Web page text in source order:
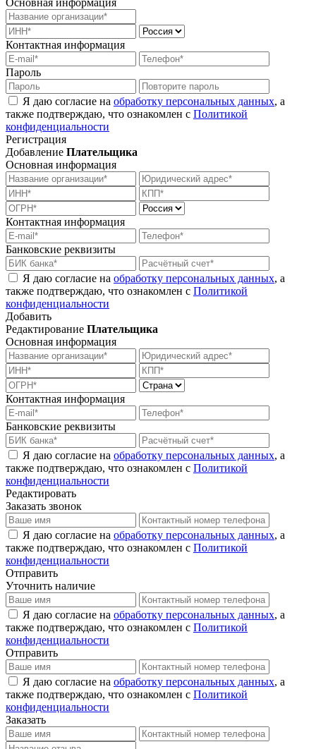
Контактная информация
Пароль
Я даю согласие на обработку персональных данных, а
также подтверждаю, что ознакомлен с Политикой
конфиденциальности
Регистрация
Добавление Плательщика
Основная информация
Контактная информация
Банковские реквизиты
Я даю согласие на обработку персональных данных, а
также подтверждаю, что ознакомлен с Политикой
конфиденциальности
Добавить
Редактирование Плательщика
Основная информация
Контактная информация
Банковские реквизиты
Я даю согласие на обработку персональных данных, а
также подтверждаю, что ознакомлен с Политикой
конфиденциальности
Редактировать
Заказать звонок
Я даю согласие на обработку персональных данных, а
также подтверждаю, что ознакомлен с Политикой
конфиденциальности
Отправить
Уточнить наличие
Я даю согласие на обработку персональных данных, а
также подтверждаю, что ознакомлен с Политикой
конфиденциальности
Отправить
Я даю согласие на обработку персональных данных, а
также подтверждаю, что ознакомлен с Политикой
конфиденциальности
Заказать